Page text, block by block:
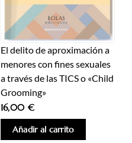
El delito de aproximación a
menores con fines sexuales
a través de las TICS o «Child
Grooming»
16,00 €
Añadir al carrito